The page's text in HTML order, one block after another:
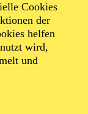
Cookies
der
helfen
wird,
und